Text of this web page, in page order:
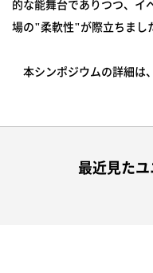
的な能舞台でありつつ、イ
場の"柔軟性"が際立ちまし
本シンポジウムの詳細は、
最近見た